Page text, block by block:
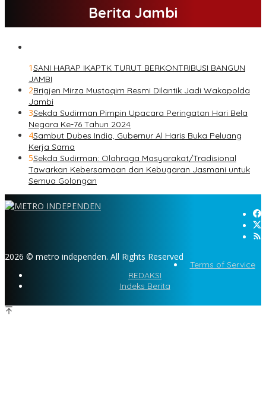
Berita Jambi
1SANI HARAP IKAPTK TURUT BERKONTRIBUSI BANGUN
JAMBI
2Brigjen Mirza Mustaqim Resmi Dilantik Jadi Wakapolda
Jambi
3Sekda Sudirman Pimpin Upacara Peringatan Hari Bela
Negara Ke-76 Tahun 2024
4Sambut Dubes India, Gubernur Al Haris Buka Peluang
Kerja Sama
5Sekda Sudirman: Olahraga Masyarakat/Tradisional
Tawarkan Kebersamaan dan Kebugaran Jasmani untuk
Semua Golongan
2026 © metro independen. All Rights Reserved
Terms of Service
REDAKSI
Indeks Berita